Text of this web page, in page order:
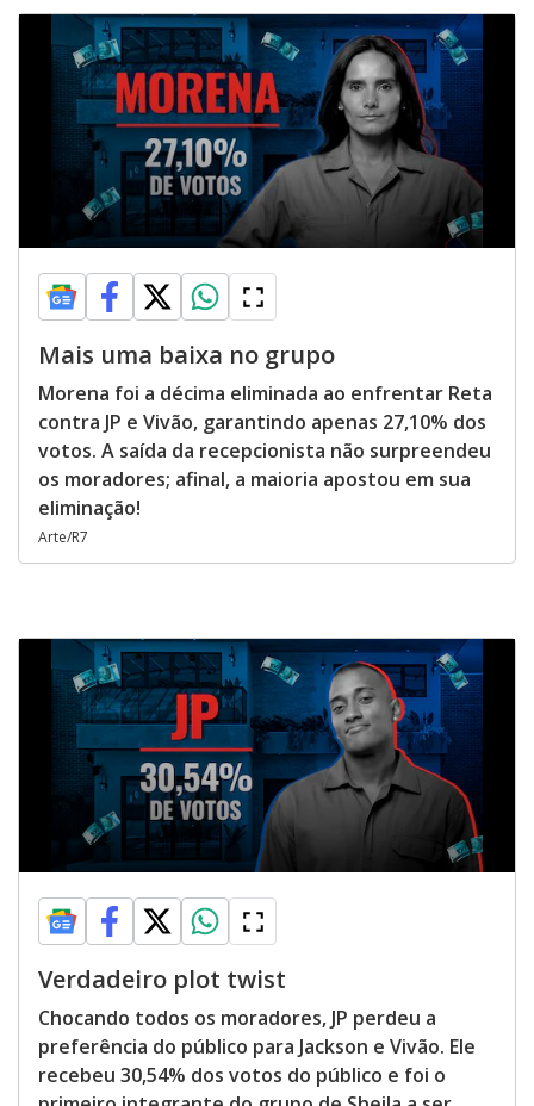
Mais uma baixa no grupo
Morena foi a décima eliminada ao enfrentar Reta
contra JP e Vivão, garantindo apenas 27,10% dos
votos. A saída da recepcionista não surpreendeu
os moradores; afinal, a maioria apostou em sua
eliminação!
Arte/R7
Verdadeiro plot twist
Chocando todos os moradores, JP perdeu a
preferência do público para Jackson e Vivão. Ele
recebeu 30,54% dos votos do público e foi o